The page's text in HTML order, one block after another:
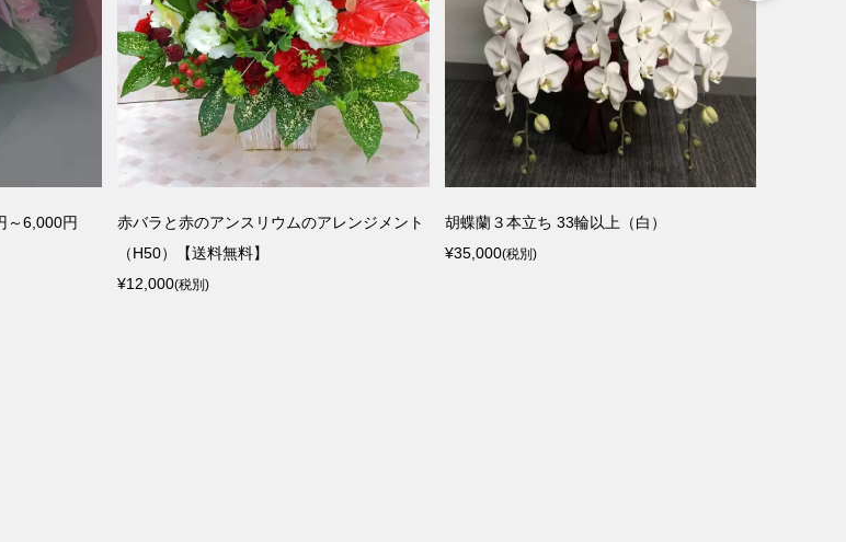
～6,000円
赤バラと赤のアンスリウムのアレンジメント
（H50）【送料無料】
¥12,000(税別)
胡蝶蘭３本立ち 33輪以上（白）
¥35,000(税別)